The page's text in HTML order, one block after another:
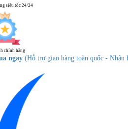
siêu tốc 24/24
chính hãng
ngay (Hỗ trợ giao hàng toàn quốc - Nhận